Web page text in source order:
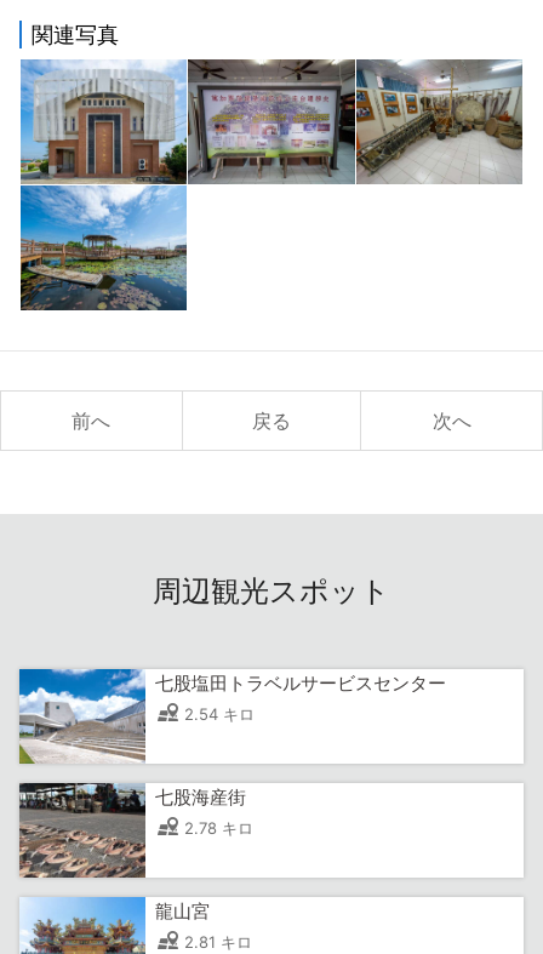
関連写真
前へ 戻る 次へ
周辺観光スポット
七股塩田トラベルサービスセンター
2.54 キロ
七股海産街
2.78 キロ
龍山宮
2.81 キロ